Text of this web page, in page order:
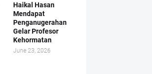
Haikal Hasan
Mendapat
Penganugerahan
Gelar Profesor
Kehormatan
June 23, 2026